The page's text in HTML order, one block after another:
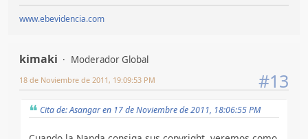
www.ebevidencia.com
kimaki Moderador Global
#13
18 de Noviembre de 2011, 19:09:53 PM
Cita de: Asangar en 17 de Noviembre de 2011, 18:06:55 PM